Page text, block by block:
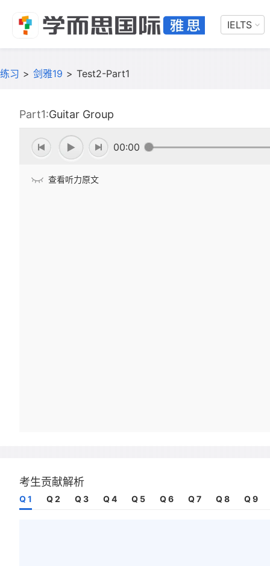
IELTS
练习 > 剑雅19 > Test2-Part1
Part1:Guitar Group
00:00
查看听力原文
考生贡献解析
Q 1 Q 2 Q 3 Q 4 Q 5 Q 6 Q 7 Q 8 Q 9